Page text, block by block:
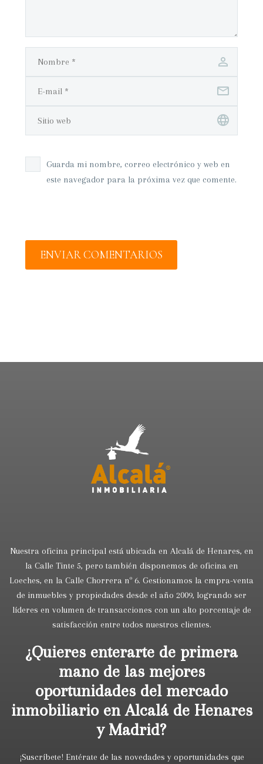
Guarda mi nombre, correo electrónico y web en
este navegador para la próxima vez que comente.
ENVIAR COMENTARIOS
Nuestra oficina principal está ubicada en Alcalá de Henares, en
la Calle Tinte 5, pero también disponemos de oficina en
Loeches, en la Calle Chorrera nº 6. Gestionamos la cmpra-venta
de inmuebles y propiedades desde el año 2009, logrando ser
líderes en volumen de transacciones con un alto porcentaje de
satisfacción entre todos nuestros clientes.
¿Quieres enterarte de primera
mano de las mejores
oportunidades del mercado
inmobiliario en Alcalá de Henares
y Madrid?
¡Suscríbete! Entérate de las novedades y oportunidades que